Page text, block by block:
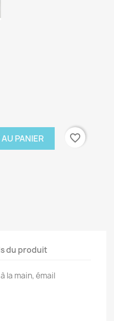
PANIER
favorite_border
du produit
la main, émail